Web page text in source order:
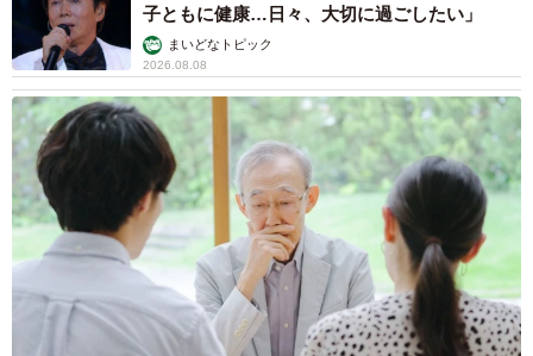
子ともに健康…日々、大切に過ごしたい」
まいどなトピック
2026.08.08